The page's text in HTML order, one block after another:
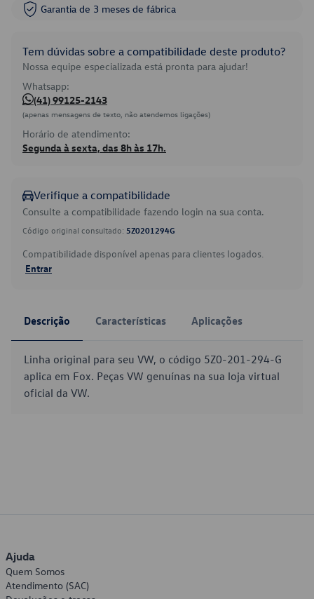
Garantia de 3 meses de fábrica
Tem dúvidas sobre a compatibilidade deste produto?
Nossa equipe especializada está pronta para ajudar!
Whatsapp:
(41) 99125-2143
(apenas mensagens de texto, não atendemos ligações)
Horário de atendimento:
Segunda à sexta, das 8h às 17h.
Verifique a compatibilidade
Consulte a compatibilidade fazendo login na sua conta.
Código original consultado: 5Z0201294G
Compatibilidade disponível apenas para clientes logados.
Entrar
Descrição Características Aplicações
Linha original para seu VW, o código 5Z0-201-294-G
aplica em Fox. Peças VW genuínas na sua loja virtual
oficial da VW.
Ajuda
Quem Somos
Atendimento (SAC)